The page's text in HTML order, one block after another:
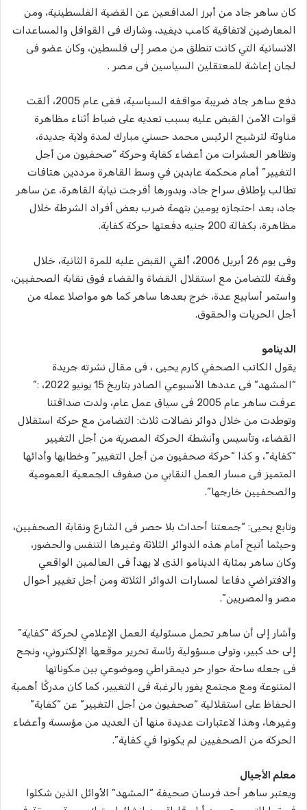
كان ساهر جاد من أبرز المدافعين عن القضية الفلسطينية، ومن
المعارضين لاتفاقية كامب ديفيد، وشارك فى القوافل والمساعدات
الانسانية التي كانت تنطلق من مصر إلى فلسطين، وكان عضو فى
لجان إعاشة للمعتقلين السياسين فى مصر .
دفع ساهر جاد ضريبة مواقفه السياسية، ففى عام 2005، ألقت
قوات الأمن القبض عليه بسبب تعديه على ضباط أثناء مظاهرة
مناوئة لترشيح الرئيس محمد حسني مبارك لمدة ولاية جديدة،
وتظاهر العشرات من أعضاء كفاية وحركة “صحفيون من أجل
التغيير” أمام محكمة عابدين في وسط القاهرة مرددين هتافات
تطالب بإطلاق سراح جاد، وبدورها أفرجت نيابة القاهرة، عن ساهر
جاد، بعد احتجازه يومين بتهمة ضرب بعض أفراد الشرطة خلال
مظاهرة، بكفالة 200 جنيه دفعتها حركة كفاية.
وفى يوم 26 أبريل 2006، أُلقي القبض عليه للمرة الثانية، خلال
وقفة للتضامن مع استقلال القضاة والقضاء فوق نقابة الصحفيين،
واستمر أسابيع عدة، خرج بعدها ساهر كما هو مواصلا عمله من
أجل الحريات والحقوق.
الدينامو
يقول الكاتب الصحفي كارم يحيى ، فى مقال نشرته جريدة
“المشهد” فى عددها الأسبوعي الصادر بتاريخ 15 يونيو 2022، :”
عرفت ساهر عام 2005 فى سياق عمل عام، ولدت صداقتنا
وتوطدت من خلال دوائر نضالات ثلاث: التضامن مع حركة استقلال
القضاء، وتأسيس وأنشطة الحركة المصرية من أجل التغيير
“كفاية”، و كذا “حركة صحفيون من أجل التغيير” وخطابها وأدائها
المتميز فى مسار العمل النقابي من صفوف الجمعية العمومية
والصحفيين خارجها”.
وتابع يحيى: “جمعتنا أحداث بلا حصر فى الشارع ونقابة الصحفيين،
وحيثما أتيح أمام هذه الدوائر الثلاثة وغيرها التنفس والحضور،
وكان ساهر بمثابة الدينامو الذى لا يهدأ فى العالمين الواقعي
والافتراضي دفاعا لمسارات الدوائر الثلاثة ومن أجل تغيير أحوال
مصر والمصريين”.
وأشار إلى أن ساهر تحمل مسئولية العمل الإعلامي لحركة “كفاية”
إلى حد كبير، وتولى مسؤولية رئاسة تحرير موقعها الإلكتروني، ونجح
فى جعله ساحة حوار حر ديمقراطي وموضوعي بين مكوناتها
المتنوعة ومع مجتمع يفور بالرغبة فى التغيير، كما كان مدركًا أهمية
الحفاظ على استقلالية “صحفيون من أجل التغيير” عن “كفاية”
وغيرها، وهذا لاعتبارات عديدة منها أن العديد من مؤسسة وأعضاء
الحركة من الصحفيين لم يكونوا في كفاية”.
معلم الأجيال
ويعتبر ساهر أحد فرسان صحيفة “المشهد” الأوائل الذين شكلوا